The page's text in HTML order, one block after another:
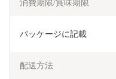
消費期限/賞味期限
パッケージに記載
配送方法